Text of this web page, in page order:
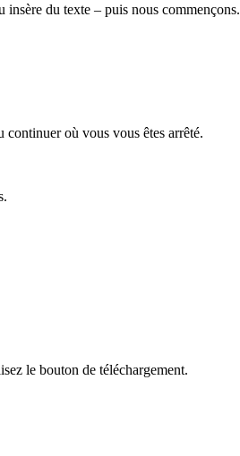
insère du texte – puis nous commençons.
où vous vous êtes arrêté.
le bouton de téléchargement.